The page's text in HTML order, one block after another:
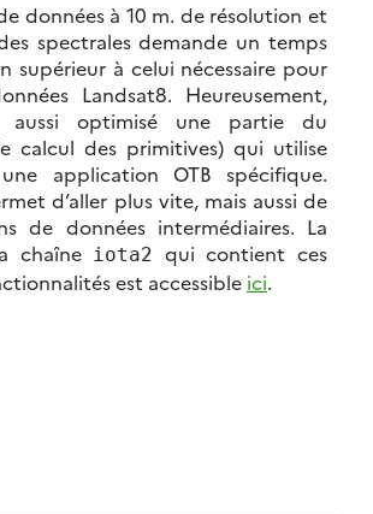
données à 10 m. de résolution et
spectrales demande un temps
supérieur à celui nécessaire pour
Landsat8. Heureusement,
aussi optimisé une partie du
calcul des primitives) qui utilise
application OTB spécifique.
d’aller plus vite, mais aussi de
de données intermédiaires. La
chaîne iota2 qui contient ces
est accessible ici.